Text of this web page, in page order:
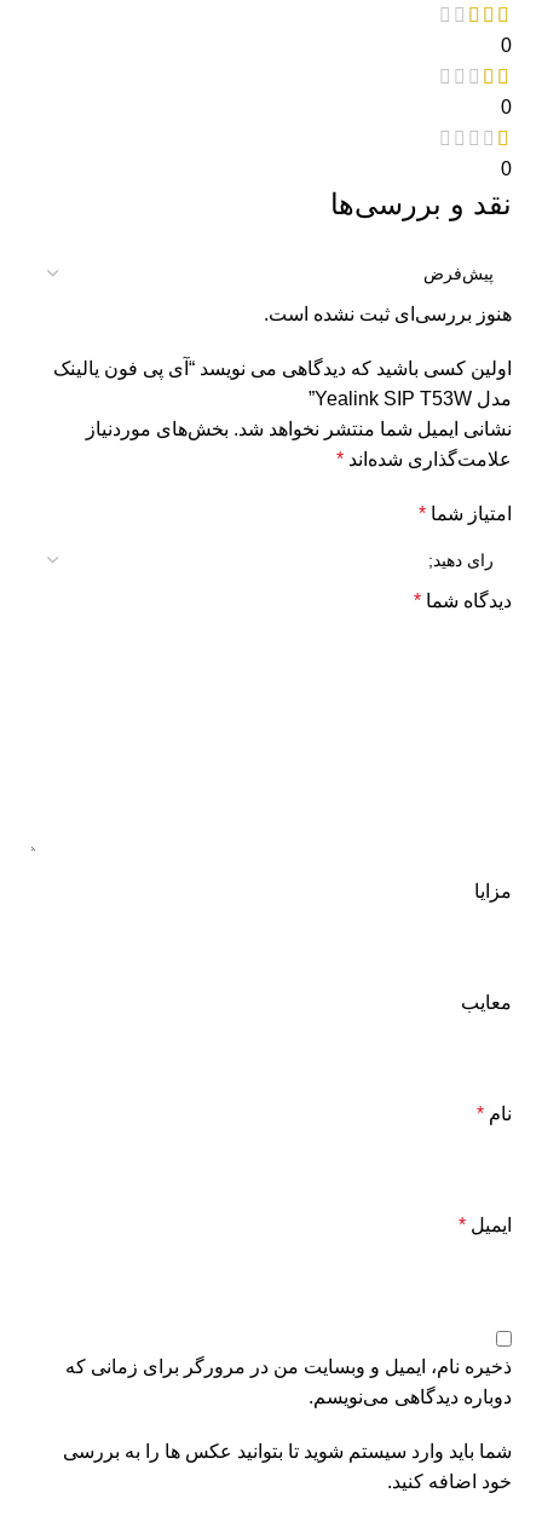
0
0
0
نقد و بررسی‌ها
هنوز بررسی‌ای ثبت نشده است.
اولین کسی باشید که دیدگاهی می نویسد “آی پی فون یالینک
مدل Yealink SIP T53W”
نشانی ایمیل شما منتشر نخواهد شد. بخش‌های موردنیاز
علامت‌گذاری شده‌اند *
امتیاز شما *
دیدگاه شما *
مزایا
معایب
نام *
ایمیل *
ذخیره نام، ایمیل و وبسایت من در مرورگر برای زمانی که
دوباره دیدگاهی می‌نویسم.
شما باید وارد سیستم شوید تا بتوانید عکس ها را به بررسی
خود اضافه کنید.